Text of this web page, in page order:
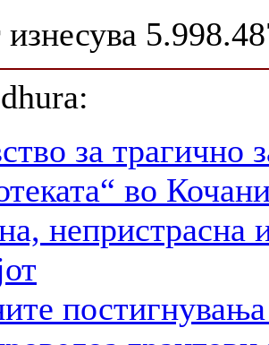
изнесува
за трагично
во
непристрасна